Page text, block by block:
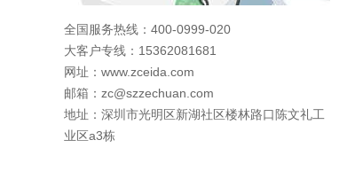
全国服务热线：400-0999-020
大客户专线：15362081681
网址：www.zceida.com
邮箱： zc@szzechuan.com
地址：深圳市光明区新湖社区楼林路口陈文礼工
业区a3栋